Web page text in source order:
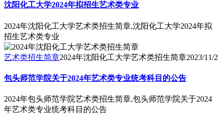
沈阳化工大学2024年拟招生艺术类专业
2024年沈阳化工大学艺术类招生简章,沈阳化工大学2024年拟
招生艺术类专业
艺术类招生简章2024年沈阳化工大学艺术类招生简章2023/11/2
包头师范学院关于2024年艺术类专业统考科目的公告
2024年包头师范学院艺术类招生简章,包头师范学院关于2024
年艺术类专业统考科目的公告